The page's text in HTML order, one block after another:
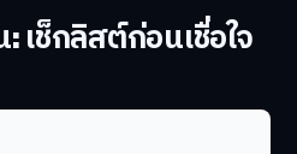
ช็กลิสต์ก่อนเชื่อใจ